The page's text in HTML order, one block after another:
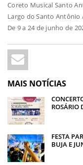
Coreto Musical Santo
Largo do Santo Antônio
De 9 a 24 de junho de
MAIS NOTÍCIAS
ROSÁRIO
FESTA
BUJA E